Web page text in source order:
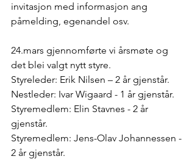
invitasjon med informasjon ang
påmelding, egenandel osv.
24.mars gjennomførte vi årsmøte og
det blei valgt nytt styre.
Styreleder: Erik Nilsen – 2 år gjenstår.
Nestleder: Ivar Wigaard - 1 år gjenstår.
Styremedlem: Elin Stavnes - 2 år
gjenstår.
Styremedlem: Jens-Olav Johannessen -
2 år gjenstår.